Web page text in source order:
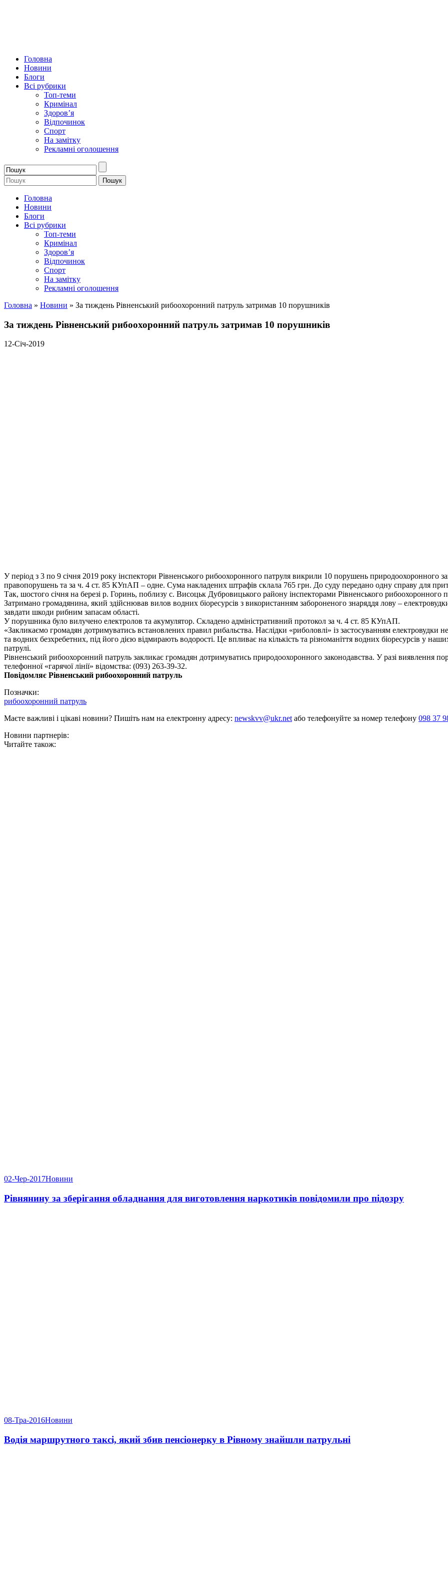
Головна
Новини
Блоги
Всі рубрики
Топ-теми
Кримінал
Здоров’я
Відпочинок
Спорт
На замітку
Рекламні оголошення
Головна
Новини
Блоги
Всі рубрики
Топ-теми
Кримінал
Здоров’я
Відпочинок
Спорт
На замітку
Рекламні оголошення
Головна » Новини » За тиждень Рівненський рибоохоронний патруль затримав 10 порушників
За тиждень Рівненський рибоохоронний патруль затримав 10 порушників
12-Січ-2019
У період з 3 по 9 січня 2019 року інспектори Рівненського рибоохоронного патруля викрили 10 порушень природоохоронного
правопорушень та за ч. 4 ст. 85 КУпАП – одне. Сума накладених штрафів склала 765 грн. До суду передано одну справу для
Так, шостого січня на березі р. Горинь, поблизу с. Висоцьк Дубровицького району інспекторами Рівненського
Затримано громадянина, який здійснював вилов водних біоресурсів з використанням забороненого знаряддя лову –
завдати шкоди рибним запасам області.
У порушника було вилучено електролов та акумулятор. Складено адміністративний протокол за ч. 4 ст. 85 КУпАП.
«Закликаємо громадян дотримуватись встановлених правил рибальства. Наслідки «риболовлі» із застосуванням електровудки
та водних безхребетних, під його дією відмирають водорості. Це впливає на кількість та різноманіття водних біоресурсів у
патрулі.
Рівненський рибоохоронний патруль закликає громадян дотримуватись природоохоронного законодавства. У разі виявлення
телефонної «гарячої лінії» відомства: (093) 263-39-32.
Повідомляє Рівненський рибоохоронний патруль
Позначки:
рибоохоронний патруль
Маєте важливі і цікаві новини? Пишіть нам на електронну адресу: newskvv@ukr.netабо телефонуйте за номер телефону 098 37
Новини партнерів:
Читайте також:
02-Чер-2017Новини
Рівнянину за зберігання обладнання для виготовлення наркотиків повідомили про підозру
08-Тра-2016Новини
Водія маршрутного таксі, який збив пенсіонерку в Рівному знайшли патрульні